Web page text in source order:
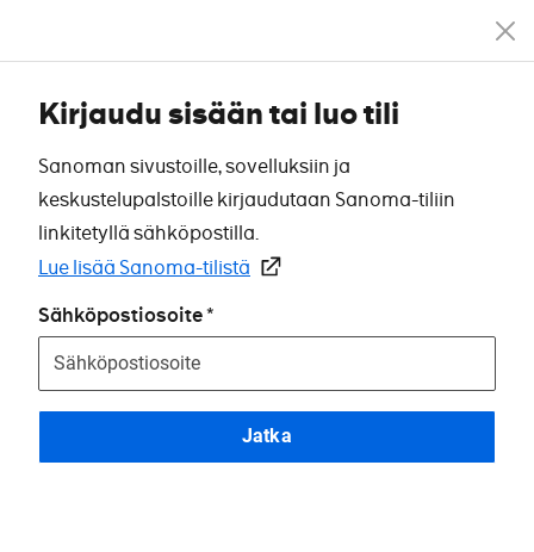
Kirjaudu sisään tai luo tili
Sanoman sivustoille, sovelluksiin ja
keskustelupalstoille kirjaudutaan Sanoma-tiliin
linkitetyllä sähköpostilla.
Lue lisää Sanoma-tilistä
Sähköpostiosoite
Jatka